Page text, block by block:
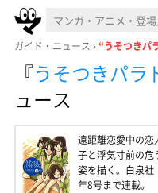
ガイド・ニュース “うそつきパ
『うそつきパラ
ュース
遠距離恋愛中の恋
子と浮気寸前の危
姿を描く。白泉
年8号まで連載。